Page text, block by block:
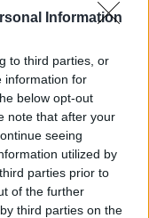
Information
to third parties, or
information for
below opt-out
note that after your
seeing
utilized by
parties prior to
of the further
third parties on the
Pakson